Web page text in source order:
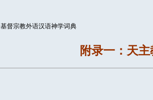
基督宗教外语汉语神学词典
附录一：天